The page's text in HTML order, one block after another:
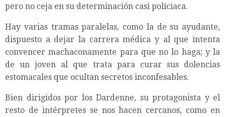
pero no ceja en su determinación casi policiaca.
Hay varias tramas paralelas, como la de su ayudante,
dispuesto a dejar la carrera médica y al que intenta
convencer machaconamente para que no lo haga; y la
de un joven al que trata para curar sus dolencias
estomacales que ocultan secretos inconfesables.
Bien dirigidos por los Dardenne, su protagonista y el
resto de intérpretes se nos hacen cercanos, como en